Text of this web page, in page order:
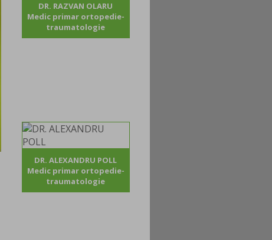
DR. RAZVAN OLARU
Medic primar ortopedie-
traumatologie
DR. ALEXANDRU POLL
Medic primar ortopedie-
traumatologie